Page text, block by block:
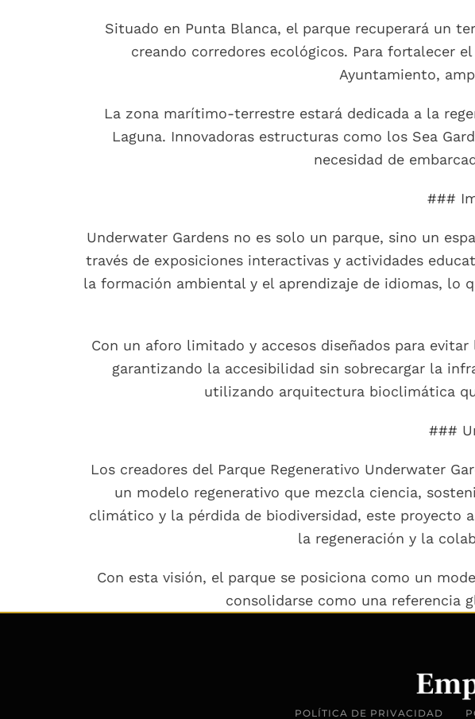
Situado en Punta Blanca, el parque recuperará un
creando corredores ecológicos. Para fortalecer
Ayuntamiento,
La zona marítimo-terrestre estará dedicada a la
Laguna. Innovadoras estructuras como los Sea
necesidad de
###
Underwater Gardens no es solo un parque, sino un
través de exposiciones interactivas y actividades
la formación ambiental y el aprendizaje de idiomas, lo
Con un aforo limitado y accesos diseñados para
garantizando la accesibilidad sin sobrecargar la
utilizando arquitectura bioclimática
###
Los creadores del Parque Regenerativo Underwater
un modelo regenerativo que mezcla ciencia,
climático y la pérdida de biodiversidad, este proyecto
la regeneración y la
Con esta visión, el parque se posiciona como un
consolidarse como una referencia
POLÍTICA DE PRIVACIDAD